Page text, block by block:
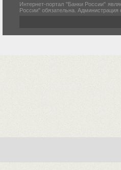
Интернет-портал "Банки России"
России" обязательна.